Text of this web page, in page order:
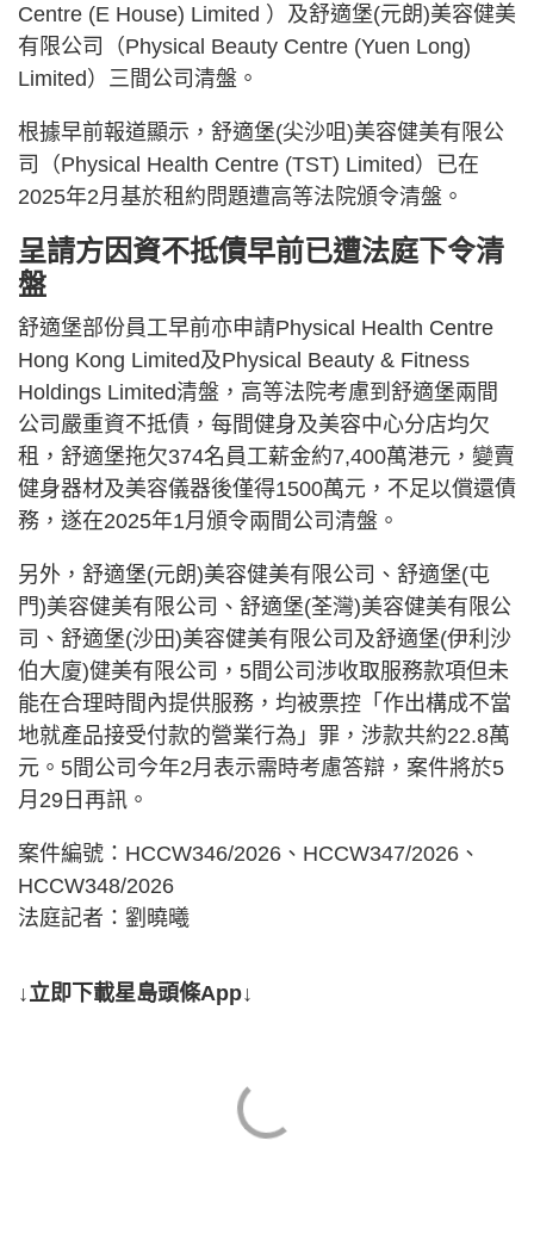
Centre (E House) Limited ）及舒適堡(元朗)美容健美
有限公司（Physical Beauty Centre (Yuen Long)
Limited）三間公司清盤。
根據早前報道顯示，舒適堡(尖沙咀)美容健美有限公
司（Physical Health Centre (TST) Limited）已在
2025年2月基於租約問題遭高等法院頒令清盤。
呈請方因資不抵債早前已遭法庭下令清
盤
舒適堡部份員工早前亦申請Physical Health Centre
Hong Kong Limited及Physical Beauty & Fitness
Holdings Limited清盤，高等法院考慮到舒適堡兩間
公司嚴重資不抵債，每間健身及美容中心分店均欠
租，舒適堡拖欠374名員工薪金約7,400萬港元，變賣
健身器材及美容儀器後僅得1500萬元，不足以償還債
務，遂在2025年1月頒令兩間公司清盤。
另外，舒適堡(元朗)美容健美有限公司、舒適堡(屯
門)美容健美有限公司、舒適堡(荃灣)美容健美有限公
司、舒適堡(沙田)美容健美有限公司及舒適堡(伊利沙
伯大廈)健美有限公司，5間公司涉收取服務款項但未
能在合理時間內提供服務，均被票控「作出構成不當
地就產品接受付款的營業行為」罪，涉款共約22.8萬
元。5間公司今年2月表示需時考慮答辯，案件將於5
月29日再訊。
案件編號：HCCW346/2026、HCCW347/2026、
HCCW348/2026
法庭記者：劉曉曦
↓立即下載星島頭條App↓